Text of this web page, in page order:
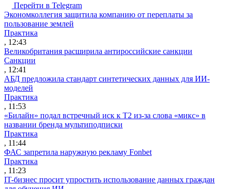
Перейти в Telegram
Экономколлегия защитила компанию от переплаты за
пользование землей
Практика
, 12:43
Великобритания расширила антироссийские санкции
Санкции
, 12:41
АБД предложила стандарт синтетических данных для ИИ-
моделей
Практика
, 11:53
«Билайн» подал встречный иск к Т2 из-за слова «микс» в
названии бренда мультиподписки
Практика
, 11:44
ФАС запретила наружную рекламу Fonbet
Практика
, 11:23
IT-бизнес просит упростить использование данных граждан